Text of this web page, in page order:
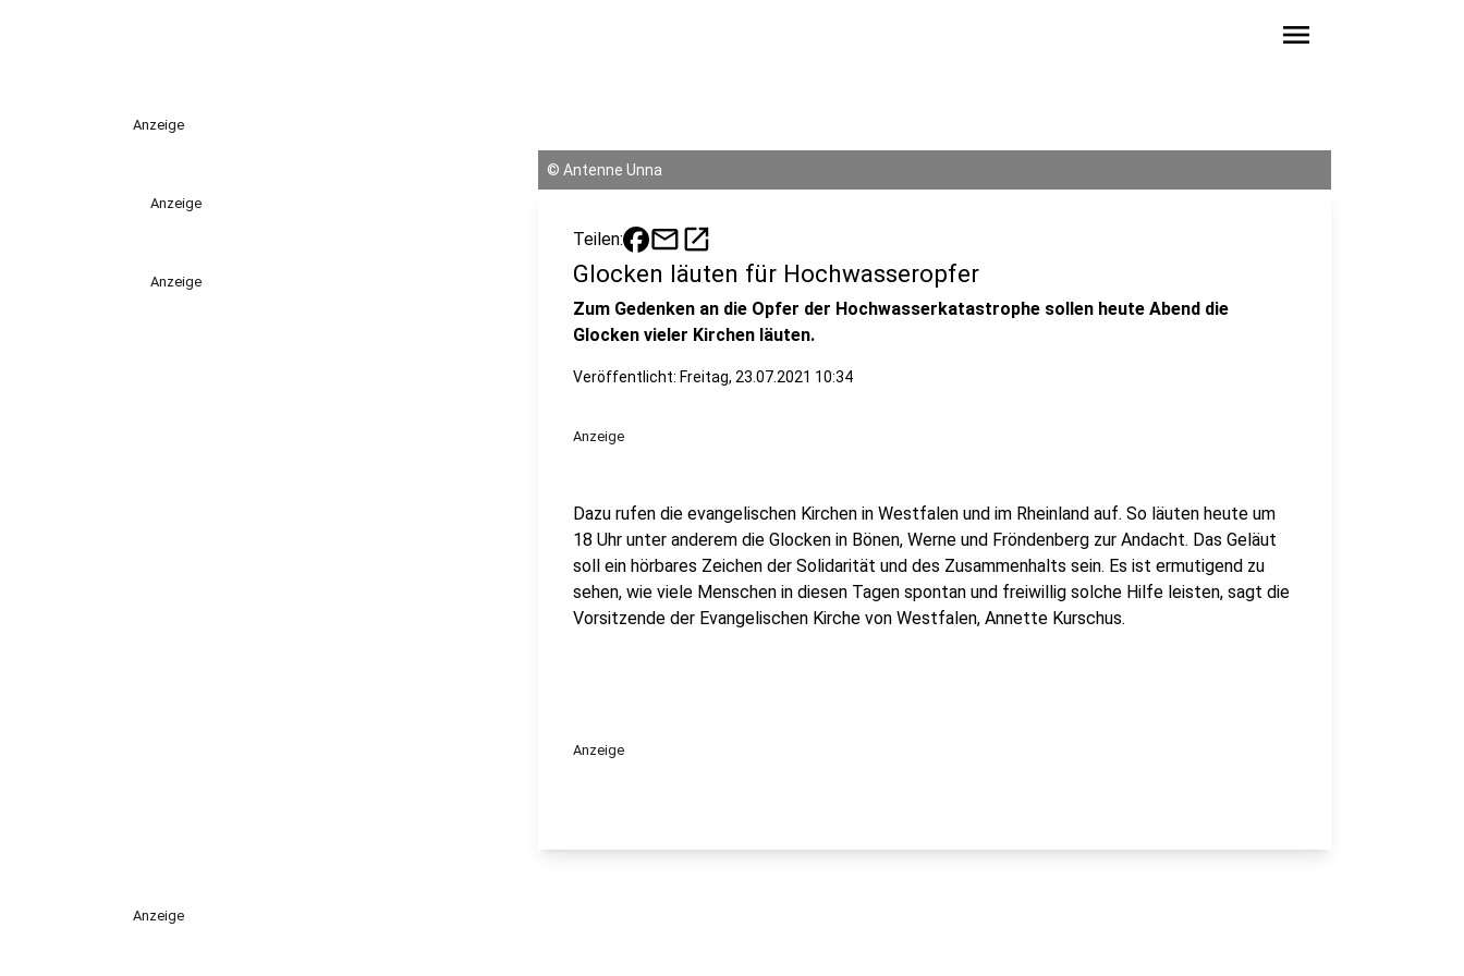
menu
Anzeige
Anzeige
Anzeige
© Antenne Unna
Teilen: mailopen_in_new
Glocken läuten für Hochwasseropfer
Zum Gedenken an die Opfer der Hochwasserkatastrophe sollen heute Abend die
Glocken vieler Kirchen läuten.
Veröffentlicht: Freitag, 23.07.2021 10:34
Anzeige
Dazu rufen die evangelischen Kirchen in Westfalen und im Rheinland auf. So läuten heute um
18 Uhr unter anderem die Glocken in Bönen, Werne und Fröndenberg zur Andacht. Das Geläut
soll ein hörbares Zeichen der Solidarität und des Zusammenhalts sein. Es ist ermutigend zu
sehen, wie viele Menschen in diesen Tagen spontan und freiwillig solche Hilfe leisten, sagt die
Vorsitzende der Evangelischen Kirche von Westfalen, Annette Kurschus.
Anzeige
Anzeige